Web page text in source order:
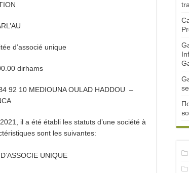
d’associé unique
dirhams
92 10 MEDIOUNA OULAD HADDOU –
il a été établi les statuts d’une société à
sont les suivantes:
UNIQUE